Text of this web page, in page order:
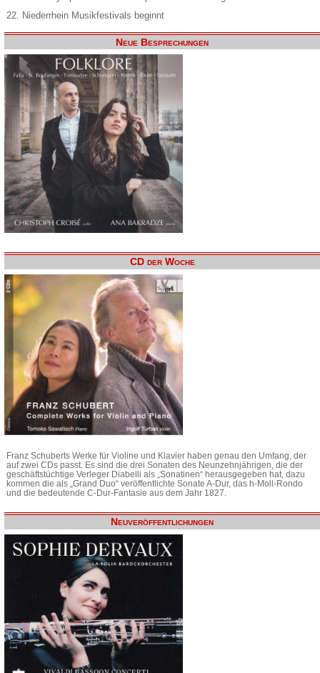
22. Niederrhein Musikfestivals beginnt
Neue Besprechungen
CD der Woche
Franz Schuberts Werke für Violine und Klavier haben genau den Umfang, der
auf zwei CDs passt. Es sind die drei Sonaten des Neunzehnjährigen, die der
geschäftstüchtige Verleger Diabelli als „Sonatinen“ herausgegeben hat, dazu
kommen die als „Grand Duo“ veröffentlichte Sonate A-Dur, das h-Moll-Rondo
und die bedeutende C-Dur-Fantasie aus dem Jahr 1827.
Neuveröffentlichungen